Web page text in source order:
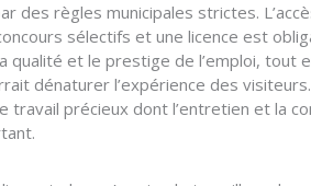
des règles municipales strictes.
sélectifs et une licence est
qualité et le prestige de l’emploi, tout
dénaturer l’expérience des
travail précieux dont l’entretien et la